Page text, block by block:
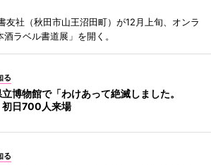
友社（秋田市山王沼田町）が12月上旬、オンラ
ラベル書道展」を開く。
る
博物館で「わけあって絶滅しました。
日700人来場
る